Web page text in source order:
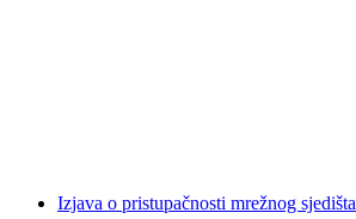
Izjava o pristupačnosti mrežnog sjedišta